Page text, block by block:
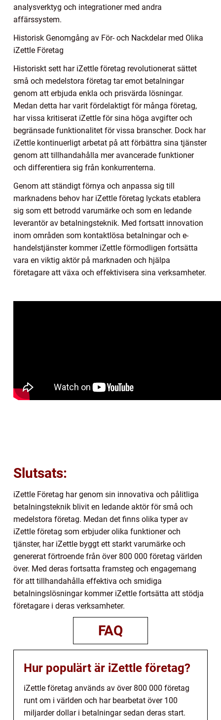
analysverktyg och integrationer med andra
affärssystem.
Historisk Genomgång av För- och Nackdelar med Olika
iZettle Företag
Historiskt sett har iZettle företag revolutionerat sättet
små och medelstora företag tar emot betalningar
genom att erbjuda enkla och prisvärda lösningar.
Medan detta har varit fördelaktigt för många företag,
har vissa kritiserat iZettle för sina höga avgifter och
begränsade funktionalitet för vissa branscher. Dock har
iZettle kontinuerligt arbetat på att förbättra sina tjänster
genom att tillhandahålla mer avancerade funktioner
och differentiera sig från konkurrenterna.
Genom att ständigt förnya och anpassa sig till
marknadens behov har iZettle företag lyckats etablera
sig som ett betrodd varumärke och som en ledande
leverantör av betalningsteknik. Med fortsatt innovation
inom områden som kontaktlösa betalningar och e-
handelstjänster kommer iZettle förmodligen fortsätta
vara en viktig aktör på marknaden och hjälpa
företagare att växa och effektivisera sina verksamheter.
Slutsats:
iZettle Företag har genom sin innovativa och pålitliga
betalningsteknik blivit en ledande aktör för små och
medelstora företag. Medan det finns olika typer av
iZettle företag som erbjuder olika funktioner och
tjänster, har iZettle byggt ett starkt varumärke och
genererat förtroende från över 800 000 företag världen
över. Med deras fortsatta framsteg och engagemang
för att tillhandahålla effektiva och smidiga
betalningslösningar kommer iZettle fortsätta att stödja
företagare i deras verksamheter.
FAQ
Hur populärt är iZettle företag?
iZettle företag används av över 800 000 företag
runt om i världen och har bearbetat över 100
miljarder dollar i betalningar sedan deras start.